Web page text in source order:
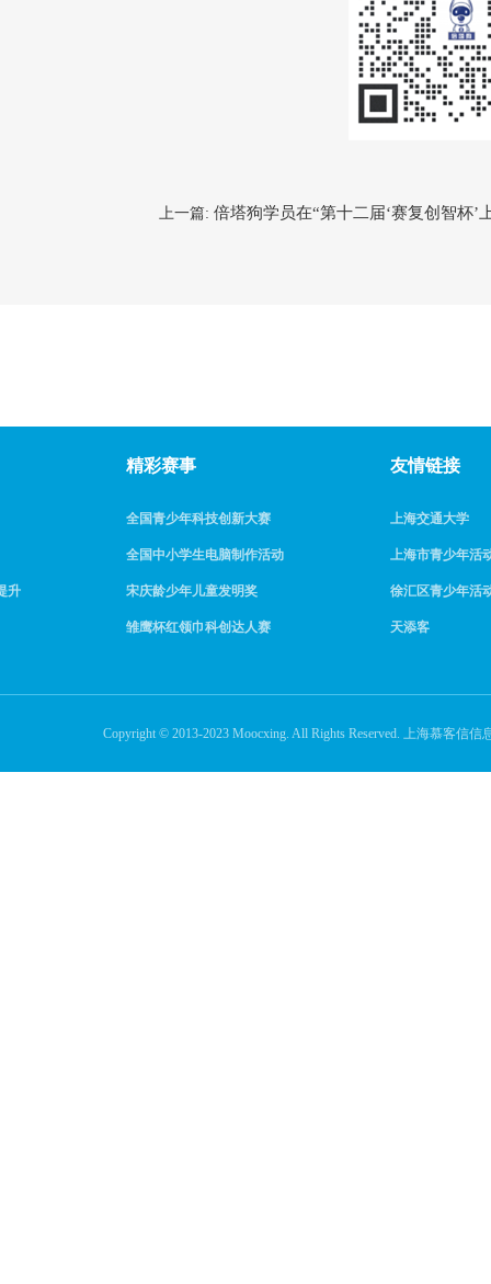
上一篇: 倍塔狗学员在“第十二届‘赛复创智杯
升
精彩赛事
全国青少年科技创新大赛
全国中小学生电脑制作活动
宋庆龄少年儿童发明奖
雏鹰杯红领巾科创达人赛
友情链接
上海交通大学
上海市青少年活
徐汇区青少年活
天添客
Copyright © 2013-2023 Moocxing. All Rights Reserved. 上海慕客